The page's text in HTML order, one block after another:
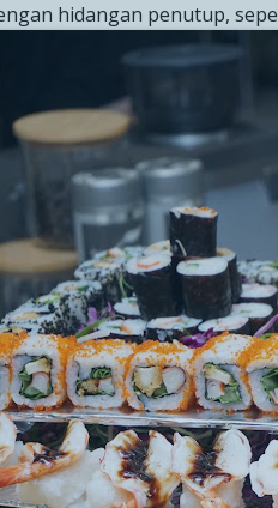
hidangan penutup,